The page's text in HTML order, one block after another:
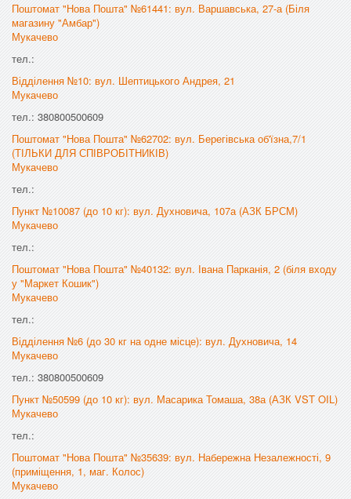
Поштомат "Нова Пошта" №61441: вул. Варшавська, 27-а (Біля
магазину "Амбар")
Мукачево
тел.:
Відділення №10: вул. Шептицького Андрея, 21
Мукачево
тел.: 380800500609
Поштомат "Нова Пошта" №62702: вул. Берегівська об'їзна,7/1
(ТІЛЬКИ ДЛЯ СПІВРОБІТНИКІВ)
Мукачево
тел.:
Пункт №10087 (до 10 кг): вул. Духновича, 107а (АЗК БРСМ)
Мукачево
тел.:
Поштомат "Нова Пошта" №40132: вул. Івана Парканія, 2 (біля входу
у "Маркет Кошик")
Мукачево
тел.:
Відділення №6 (до 30 кг на одне місце): вул. Духновича, 14
Мукачево
тел.: 380800500609
Пункт №50599 (до 10 кг): вул. Масарика Томаша, 38а (АЗК VST OIL)
Мукачево
тел.:
Поштомат "Нова Пошта" №35639: вул. Набережна Незалежності, 9
(приміщення, 1, маг. Колос)
Мукачево